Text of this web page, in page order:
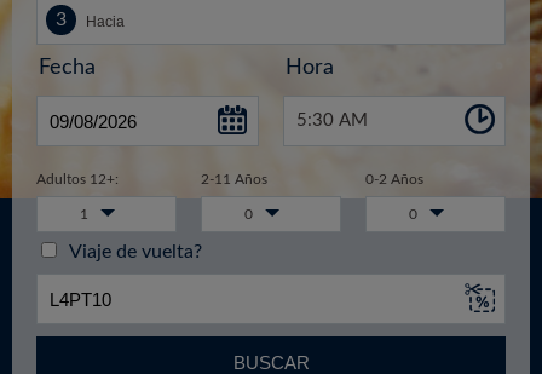
Fecha Hora
5:30 AM
Adultos 12+: 2-11 Años 0-2 Años
1 0 0
Viaje de vuelta?
BUSCAR